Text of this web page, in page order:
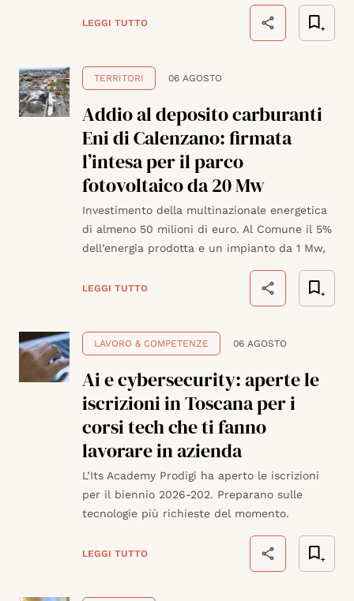
LEGGI TUTTO
TERRITORI 06 AGOSTO
Addio al deposito carburanti
Eni di Calenzano: firmata
l’intesa per il parco
fotovoltaico da 20 Mw
Investimento della multinazionale energetica
di almeno 50 milioni di euro. Al Comune il 5%
dell’energia prodotta e un impianto da 1 Mw,
LEGGI TUTTO
LAVORO & COMPETENZE 06 AGOSTO
Ai e cybersecurity: aperte le
iscrizioni in Toscana per i
corsi tech che ti fanno
lavorare in azienda
L’Its Academy Prodigi ha aperto le iscrizioni
per il biennio 2026-202. Preparano sulle
tecnologie più richieste del momento.
LEGGI TUTTO